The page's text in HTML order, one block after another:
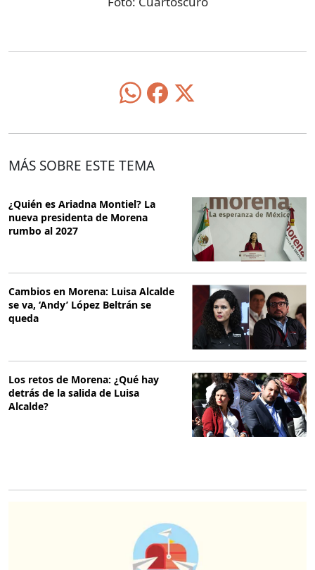
MÁS SOBRE ESTE TEMA
¿Quién es Ariadna Montiel? La
nueva presidenta de Morena
rumbo al 2027
Cambios en Morena: Luisa Alcalde
se va, ‘Andy’ López Beltrán se
queda
Los retos de Morena: ¿Qué hay
detrás de la salida de Luisa
Alcalde?